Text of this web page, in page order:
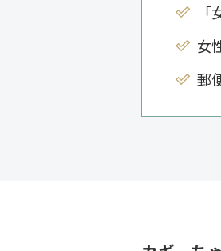
女
郵